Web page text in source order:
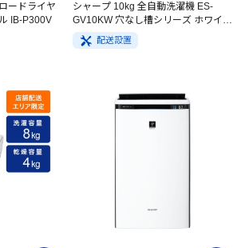
ードライヤ
IB-P300V
シャープ 10kg 全自動洗濯機 ES-
GV10KW 穴なし槽シリーズ ホワイト
系
配送設置